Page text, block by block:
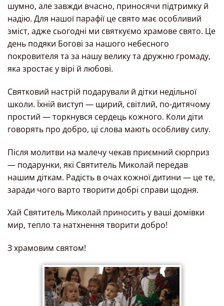
шумно, але завжди вчасно, приносячи підтримку й
надію. Для нашої парафії це свято має особливий
зміст, адже сьогодні ми святкуємо храмове свято. Це
день подяки Богові за нашого небесного
покровителя та за нашу велику та дружню громаду,
яка зростає у вірі й любові.
Святковий настрій подарували й дітки недільної
школи. Їхній виступ — щирий, світлий, по-дитячому
простий — торкнувся сердець кожного. Коли діти
говорять про добро, ці слова мають особливу силу.
Після молитви на малечу чекав приємний сюрприз
— подарунки, які Святитель Миколай передав
нашим діткам. Радість в очах кожної дитини — це те,
заради чого варто творити добрі справи щодня.
Хай Святитель Миколай приносить у ваші домівки
мир, тепло та натхнення творити добро!
З храмовим святом!